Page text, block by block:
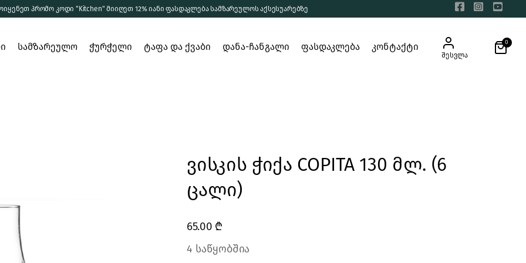
პრომო კოდი "Kitchen" მიიღეთ 12% იანი ფასდაკლება სამზარეულოს აქსესუარებზე
სამზარეულო ჭურჭელი ტაფა და ქვაბი დანა-ჩანგალი ფასდაკლება კონტაქტი
შესვლა
0
ჭიქები
ვისკის ჭიქა COPITA 130 მლ. (6
ცალი)
65.00 ₾
4 საწყობშია